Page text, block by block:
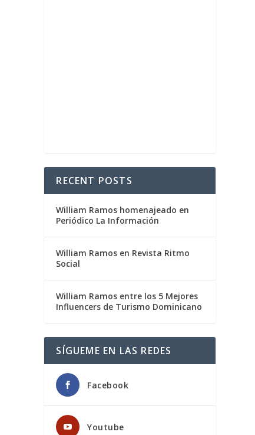
RECENT POSTS
William Ramos homenajeado en
Periódico La Información
William Ramos en Revista Ritmo
Social
William Ramos entre los 5 Mejores
Influencers de Turismo Dominicano
SÍGUEME EN LAS REDES
Facebook
Youtube